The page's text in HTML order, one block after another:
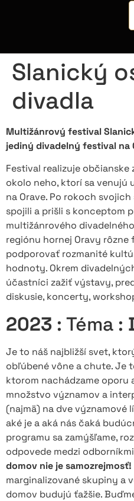
Slanický
divadla
Multižánrový festival
jediný divadelný festival na
Festival realizuje občianske
okolo neho, ktorí sa venujú
na Orave. Po rokoch
spojili a prišli s konceptom
multižánrového
regiónu hornej Oravy rôzne
podporovať rozmanité
hodnoty. Okrem
účastníci zažiť výstavy,
diskusie, koncerty,
2023 : Téma :
Je to náš najbližší svet,
obľúbené vône a chute. Je
ktorom nachádzame oporu
množstvo významov a
(najmä) na dve významové
aké je a aká nás čaká
programu sa zamýšľame,
odpovede medzi
domov nie je samozrejmosť!
marginalizované skupiny a
domov budujú ťažšie.